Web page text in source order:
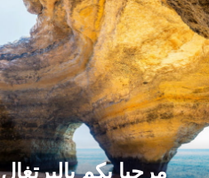
مرحبا بكم بالبرتغال